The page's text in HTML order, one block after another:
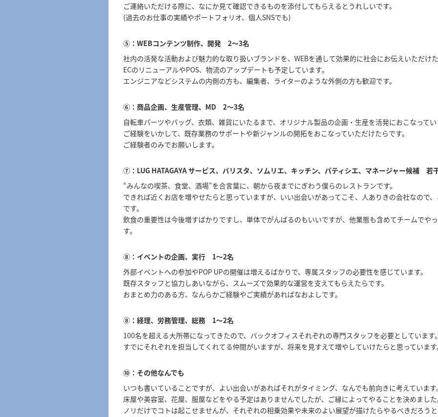
ご連絡いただける際に、なにか見て確認できるものを添付してもらえるとうれしいです。
(過去のお仕事の実績やポートフォリオ、個人SNSでも)
⑤：WEBコンテンツ制作、開発 2〜3名
社内の活発な活動および魅力的な取り扱いブランドを、WEBを通して効果的に社会にお伝えいただけ
ECのリニューアルやPOS、物流のアップデートも予定しています。
エンジニアなどシステムの内側の方も、編集者、ライターのような外側の方も歓迎です。
⑥：商品企画、生産管理、MD 2～3名
自転車パーツやバッグ、衣類、雑貨にいたるまで、オリジナル製品の企画・生産を活発におこなって
ご経験をいかして、既存業務のサポートや新ジャンルの開拓をおこなっていただけたらです。
ご経験者のみでお願いします。
⑦：LUG HATAGAYA サービス、バリスタ、ソムリエ、キッチン、パティシエ、マネージャー候補 若
“みんなの喫茶、食堂、酒場”を合言葉に、朝から夜までにぎわう僕らのレストランです。
できれば近くお店を増やせたらと思っていますが、いい出会いがあってこそ、人ありきの会社なので
です。
飲食の重要性は今後増すばかりですし、単体でがんばるのもいいですが、他業態も含めてチームでや
す。
⑧：イベントの企画、実行 1～2名
外部イベントへの参加やPOP UPの開催は増えるばかりで、専属スタッフの必要性を感じています。
既存スタッフと協力しあいながら、スムーズで効果的な運営を支えてもらえたらです。
おまとめ力のある方、なんらかご経験やご実績があればなおよしです。
⑧：経理、労務管理、総務 1～2名
100名を超える大所帯になってきたので、バックオフィスそれぞれの専門スタッフを必要としています
すでにそれぞれを担当してくれてる仲間がいますが、将来を見すえて増やしていけたらと思っていま
⑩：その他なんでも
いつも書いていることですが、よい出会いがあればそれがタイミング、なんでも前向きに考えています
床屋や美容室、花屋、服屋などをやる予定はありませんでしたが、ご縁によってやることを決めまし
ノリだけでコトは起こせませんが、それぞれの相乗効果や未来のよい展望が描けたらやるべきだろう